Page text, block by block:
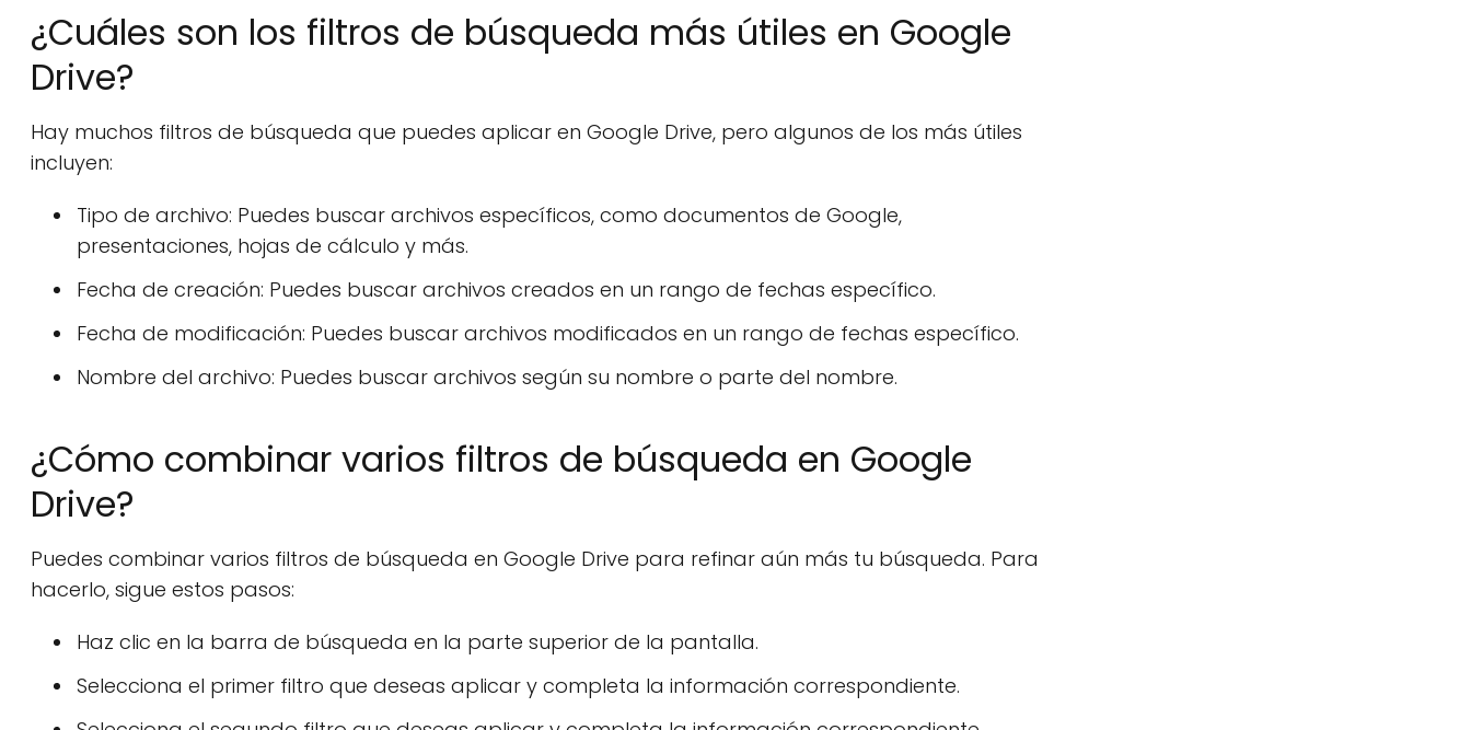
¿Cuáles son los filtros de búsqueda más útiles en Google
Drive?
Hay muchos filtros de búsqueda que puedes aplicar en Google Drive, pero algunos de los más útiles
incluyen:
Tipo de archivo: Puedes buscar archivos específicos, como documentos de Google,
presentaciones, hojas de cálculo y más.
Fecha de creación: Puedes buscar archivos creados en un rango de fechas específico.
Fecha de modificación: Puedes buscar archivos modificados en un rango de fechas específico.
Nombre del archivo: Puedes buscar archivos según su nombre o parte del nombre.
¿Cómo combinar varios filtros de búsqueda en Google
Drive?
Puedes combinar varios filtros de búsqueda en Google Drive para refinar aún más tu búsqueda. Para
hacerlo, sigue estos pasos:
Haz clic en la barra de búsqueda en la parte superior de la pantalla.
Selecciona el primer filtro que deseas aplicar y completa la información correspondiente.